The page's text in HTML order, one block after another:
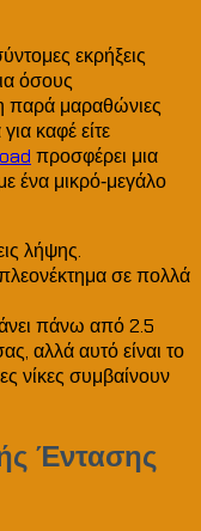
εκρήξεις
όσους
παρά μαραθώνιες
καφέ είτε
προσφέρει μια
ένα μικρό‑μεγάλο
λήψης.
σε πολλά
πάνω από 2.5
αλλά αυτό είναι το
νίκες συμβαίνουν
Έντασης